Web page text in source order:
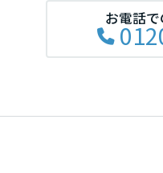
お電話